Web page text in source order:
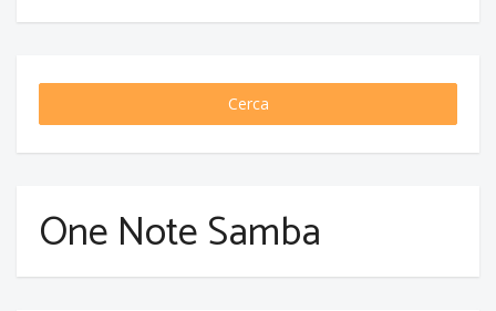
Cerca
One Note Samba